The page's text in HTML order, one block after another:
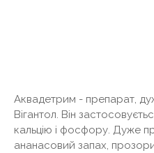
Аквадетрим - препарат,
Вігантол. Він
кальцію і фосфору. Дуже
ананасовий запах,